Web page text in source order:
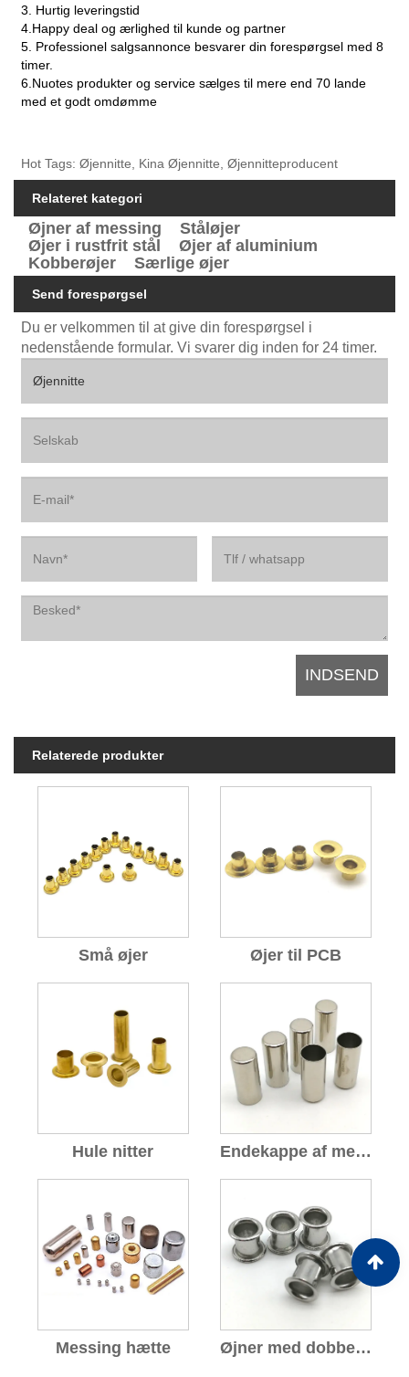
3. Hurtig leveringstid
4.Happy deal og ærlighed til kunde og partner
5. Professionel salgsannonce besvarer din forespørgsel med 8
timer.
6.Nuotes produkter og service sælges til mere end 70 lande
med et godt omdømme
Hot Tags: Øjennitte, Kina Øjennitte, Øjennitteproducent
Relateret kategori
Øjner af messing
Ståløjer
Øjer i rustfrit stål
Øjer af aluminium
Kobberøjer
Særlige øjer
Send forespørgsel
Du er velkommen til at give din forespørgsel i
nedenstående formular. Vi svarer dig inden for 24 timer.
Relaterede produkter
Små øjer Øjer til PCB
Hule nitter Endekappe af messingledning
Messing hætte Øjner med dobbelt hoved